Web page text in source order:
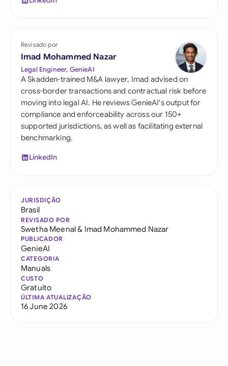
Revisado por
Imad Mohammed Nazar
Legal Engineer, GenieAI
A Skadden-trained M&A lawyer, Imad advised on
cross-border transactions and contractual risk before
moving into legal AI. He reviews GenieAI's output for
compliance and enforceability across our 150+
supported jurisdictions, as well as facilitating external
benchmarking.
LinkedIn
JURISDIÇÃO
Brasil
REVISADO POR
Swetha Meenal& Imad Mohammed Nazar
PUBLICADOR
GenieAI
CATEGORIA
Manuals
CUSTO
Gratuito
ÚLTIMA ATUALIZAÇÃO
16 June 2026